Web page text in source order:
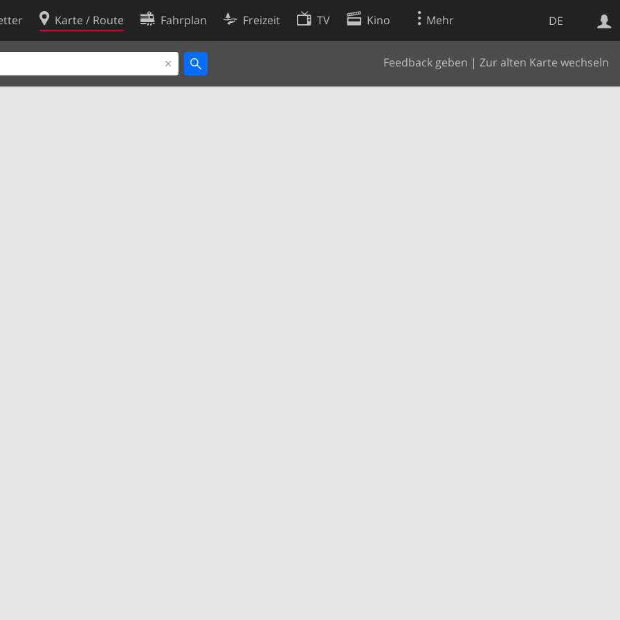
DE
Karte / Route Fahrplan Freizeit TV Kino Mehr
Feedback geben | Zur alten Karte wechseln
Websuche
Cookie-Richtlinie
Cookie-Einstellungen